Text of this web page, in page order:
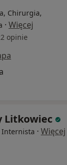
Chirurgia,
· Więcej
opinie
Litkowiec
Internista · Więcej